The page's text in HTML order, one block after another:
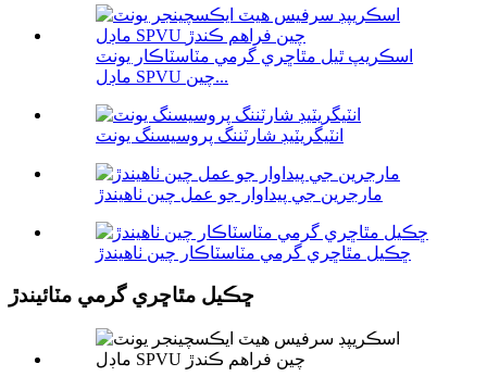
اسڪريپ ٿيل مٿاڇري گرمي مٽاسٽاڪار يونٽ
ماڊل SPVU چين...
انٽيگريٽيڊ شارٽننگ پروسيسنگ يونٽ
مارجرين جي پيداوار جو عمل چين ٺاهيندڙ
ڇڪيل مٿاڇري گرمي مٽاسٽاڪار چين ٺاهيندڙ
ڇڪيل مٿاڇري گرمي مٽائيندڙ